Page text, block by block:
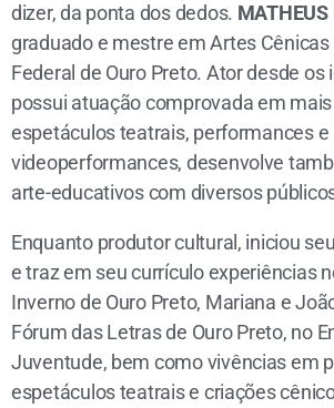
dizer, da ponta dos dedos. MATHEUS
graduado e mestre em Artes
Federal de Ouro Preto. Ator desde os
possui atuação comprovada em
espetáculos teatrais, performances e
videoperformances, desenvolve
arte-educativos com diversos
Enquanto produtor cultural, iniciou
e traz em seu currículo experiências
Inverno de Ouro Preto, Mariana e
Fórum das Letras de Ouro Preto, no
Juventude, bem como vivências em
espetáculos teatrais e criações